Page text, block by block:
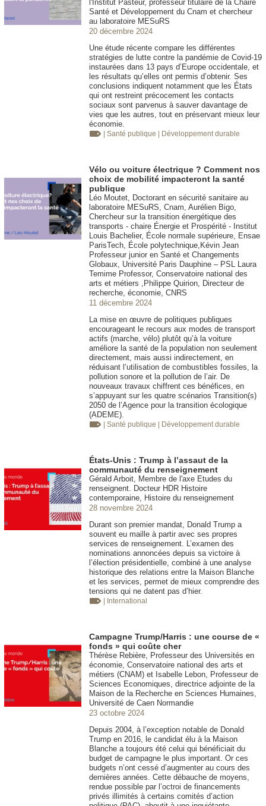
l'Institut Pasteur, professeur titulaire de la Chaire
Santé et Développement du Cnam et chercheur
au laboratoire MESuRS
20 décembre 2024
Une étude récente compare les différentes
stratégies de lutte contre la pandémie de Covid-19
instaurées dans 13 pays d’Europe occidentale, et
les résultats qu’elles ont permis d’obtenir. Ses
conclusions indiquent notamment que les États
qui ont restreint précocement les contacts
sociaux sont parvenus à sauver davantage de
vies que les autres, tout en préservant mieux leur
économie.
| Santé publique | Développement durable
Vélo ou voiture électrique ? Comment nos
choix de mobilité impacteront la santé
publique
Léo Moutet, Doctorant en sécurité sanitaire au
laboratoire MESuRS, Cnam, Aurélien Bigo,
Chercheur sur la transition énergétique des
transports - chaire Énergie et Prospérité - Institut
Louis Bachelier, École normale supérieure, Ensae
ParisTech, École polytechnique,Kévin Jean
Professeur junior en Santé et Changements
Globaux, Université Paris Dauphine – PSL Laura
Temime Professor, Conservatoire national des
arts et métiers ,Philippe Quirion, Directeur de
recherche, économie, CNRS
11 décembre 2024
La mise en œuvre de politiques publiques
encourageant le recours aux modes de transport
actifs (marche, vélo) plutôt qu’à la voiture
améliore la santé de la population non seulement
directement, mais aussi indirectement, en
réduisant l’utilisation de combustibles fossiles, la
pollution sonore et la pollution de l’air. De
nouveaux travaux chiffrent ces bénéfices, en
s’appuyant sur les quatre scénarios Transition(s)
2050 de l’Agence pour la transition écologique
(ADEME).
| Santé publique | Développement durable
États-Unis : Trump à l’assaut de la
communauté du renseignement
Gérald Arboit, Membre de l'axe Etudes du
renseignent. Docteur HDR Histoire
contemporaine, Histoire du renseignement
28 novembre 2024
Durant son premier mandat, Donald Trump a
souvent eu maille à partir avec ses propres
services de renseignement. L’examen des
nominations annoncées depuis sa victoire à
l’élection présidentielle, combiné à une analyse
historique des relations entre la Maison Blanche
et les services, permet de mieux comprendre des
tensions qui ne datent pas d’hier.
| International
Campagne Trump/Harris : une course de «
fonds » qui coûte cher
Thérèse Rebière, Professeur des Universités en
économie, Conservatoire national des arts et
métiers (CNAM) et Isabelle Lebon, Professeur de
Sciences Economiques, directrice adjointe de la
Maison de la Recherche en Sciences Humaines,
Université de Caen Normandie
23 octobre 2024
Depuis 2004, à l’exception notable de Donald
Trump en 2016, le candidat élu à la Maison
Blanche a toujours été celui qui bénéficiait du
budget de campagne le plus important. Or ces
budgets n’ont cessé d’augmenter au cours des
dernières années. Cette débauche de moyens,
rendue possible par l’octroi de financements
privés illimités à certains comités d’action